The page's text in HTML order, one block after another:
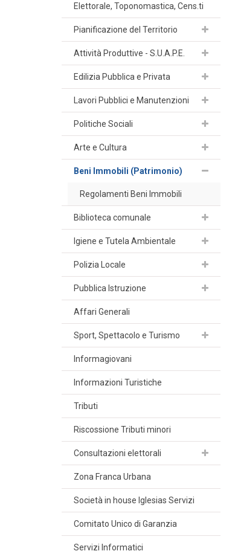
Elettorale, Toponomastica, Cens.ti
Pianificazione del Territorio
Attività Produttive - S.U.A.P.E.
Edilizia Pubblica e Privata
Lavori Pubblici e Manutenzioni
Politiche Sociali
Arte e Cultura
Beni Immobili (Patrimonio)
Regolamenti Beni Immobili
Biblioteca comunale
Igiene e Tutela Ambientale
Polizia Locale
Pubblica Istruzione
Affari Generali
Sport, Spettacolo e Turismo
Informagiovani
Informazioni Turistiche
Tributi
Riscossione Tributi minori
Consultazioni elettorali
Zona Franca Urbana
Società in house Iglesias Servizi
Comitato Unico di Garanzia
Servizi Informatici